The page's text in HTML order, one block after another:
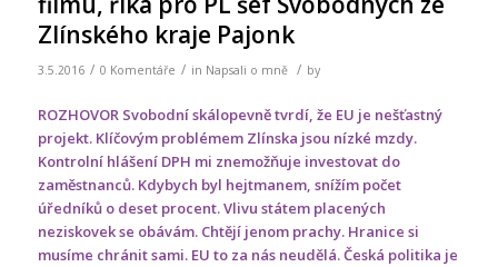
Zlínského kraje Pajonk
3.5.2016 / 0 Komentáře / in Napsali o mně / by
ROZHOVOR Svobodní skálopevně tvrdí, že EU je nešťastný
projekt. Klíčovým problémem Zlínska jsou nízké mzdy.
Kontrolní hlášení DPH mi znemožňuje investovat do
zaměstnanců. Kdybych byl hejtmanem, snížím počet
úředníků o deset procent. Vlivu státem placených
neziskovek se obávám. Chtějí jenom prachy. Hranice si
musíme chránit sami. EU to za nás neudělá. Česká politika je